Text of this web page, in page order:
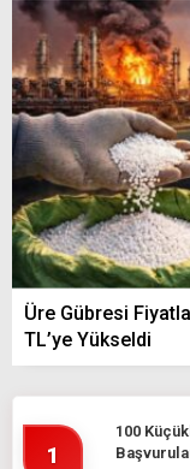
Üre Gübresi
TL’ye Yükseldi
1
100